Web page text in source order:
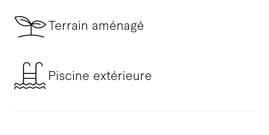
Terrain aménagé
Piscine extérieure